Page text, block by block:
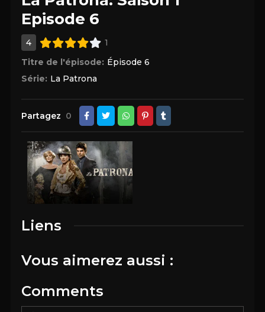
Episode 6
4
1
Titre de l'épisode: Épisode 6
Série: La Patrona
Partagez 0
Liens
Vous aimerez aussi :
Comments